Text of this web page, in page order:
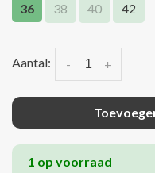
36 38 40 42
Aantal: +
-
1 op voorraad